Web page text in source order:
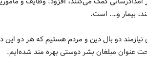
بیمار و…. است.
دو بال دین و مردم هستیم که هر دو این
عنوان مبلغان بشر دوستی بهره مند شده‌ایم.